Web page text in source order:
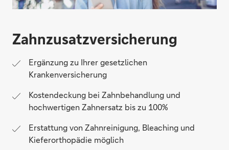
Zahnzusatz­versicherung
Ergänzung zu Ihrer gesetzlichen
Krankenversicherung
Kostendeckung bei Zahnbehandlung und
hochwertigen Zahnersatz bis zu 100%
Erstattung von Zahnreinigung, Bleaching und
Kieferorthopädie möglich